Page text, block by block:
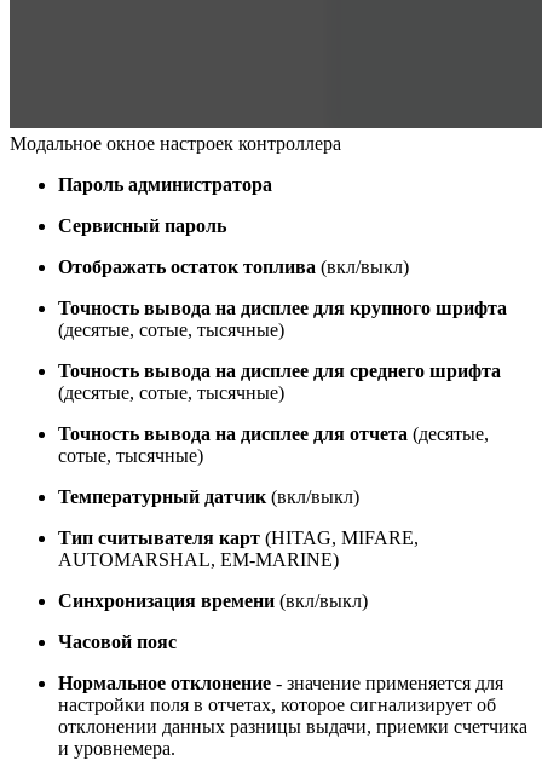
Модальное окное настроек контроллера
Пароль администратора
Сервисный пароль
Отображать остаток топлива (вкл/выкл)
Точность вывода на дисплее для крупного шрифта
(десятые, сотые, тысячные)
Точность вывода на дисплее для среднего шрифта
(десятые, сотые, тысячные)
Точность вывода на дисплее для отчета (десятые,
сотые, тысячные)
Температурный датчик(вкл/выкл)
Тип считывателя карт (HITAG, MIFARE,
AUTOMARSHAL, EM-MARINE)
Синхронизация времени (вкл/выкл)
Часовой пояс
Нормальное отклонение - значение применяется для
настройки поля в отчетах, которое сигнализирует об
отклонении данных разницы выдачи, приемки счетчика
и уровнемера.